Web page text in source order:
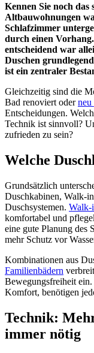
Kennen Sie noch
Altbauwohnungen
Schlafzimmer
durch einen
entscheidend war
Duschen
ist ein zentraler
Gleichzeitig sind die
Bad renoviert oderneu
Entscheidungen.
Technik ist sinnvoll?
zufrieden zu sein?
Welche
Grundsätzlich
Duschkabinen, Walk-
Duschsystemen. Walk-
komfortabel und
eine gute Planung des
mehr Schutz vor
Kombinationen aus
Familienbädern
Bewegungsfreiheit ein.
Komfort, benötigen
Technik:
immer nötig